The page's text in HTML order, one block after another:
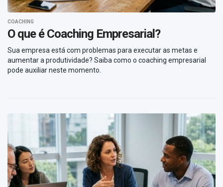
COACHING
O que é Coaching Empresarial?
Sua empresa está com problemas para executar as metas e
aumentar a produtividade? Saiba como o coaching empresarial
pode auxiliar neste momento.